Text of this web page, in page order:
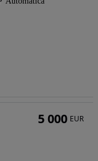
5 000 EUR